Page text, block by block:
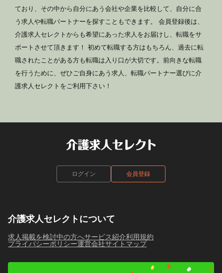
ており、その中から自分にあう会社や企業を比較して、自分に合
う求人や転職パートナーを探すこともできます。 会員登録後は、
介護求人セレクトからも希望にあった求人をお届けし、転職をサ
ポートさせて頂きます！ 初めて転職する方はもちろん、過去に転
職されたことがある方も転職は入り口が大切です。前向きな転職
を行うために、ぜひご自身にあう求人、転職パートナー選びに介
護求人セレクトをご利用下さい！
ログイン 会員登録
介護求人セレクトについて
求人掲載を検討中の方へサービス紹介利用規約
プライバシーポリシー運営会社サイトマップ